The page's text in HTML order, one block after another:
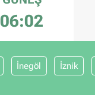
06:02
İnegöl İznik